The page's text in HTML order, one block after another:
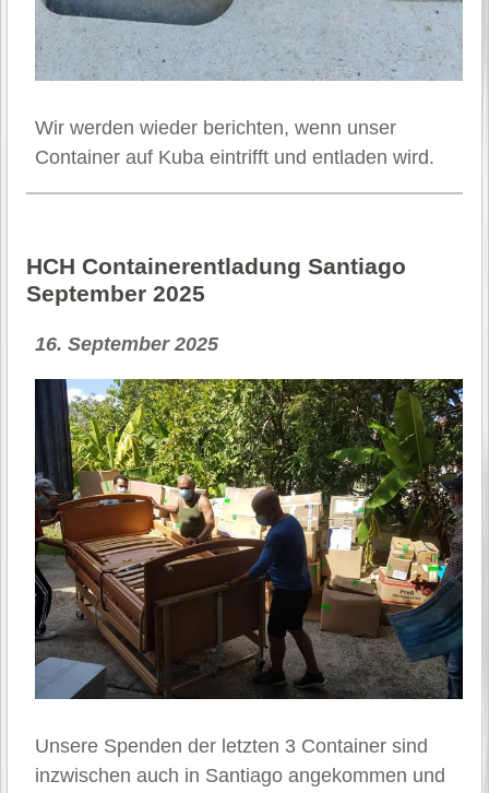
Wir werden wieder berichten, wenn unser
Container auf Kuba eintrifft und entladen wird.
HCH Containerentladung Santiago
September 2025
16. September 2025
Unsere Spenden der letzten 3 Container sind
inzwischen auch in Santiago angekommen und